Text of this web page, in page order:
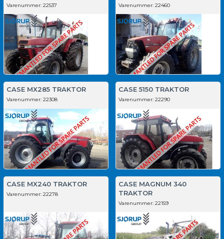
Varenummer: 22537 Varenummer: 22460
CASE MX285 TRAKTOR
Varenummer: 22308
CASE 5150 TRAKTOR
Varenummer: 22290
CASE MX240 TRAKTOR
Varenummer: 22278
CASE MAGNUM 340
TRAKTOR
Varenummer: 22159